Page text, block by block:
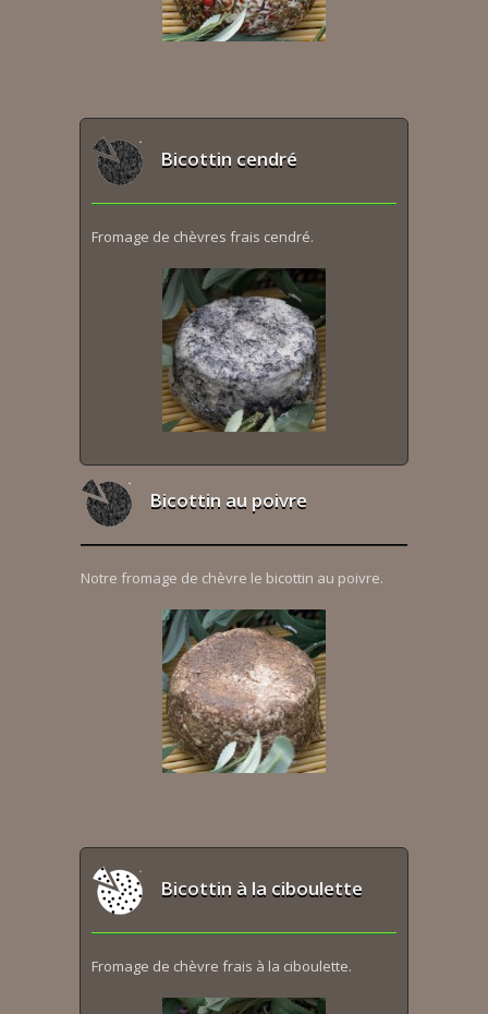
Bicottin cendré
Fromage de chèvres frais cendré.
Bicottin au poivre
Notre fromage de chèvre le bicottin au poivre.
Bicottin à la ciboulette
Fromage de chèvre frais à la ciboulette.